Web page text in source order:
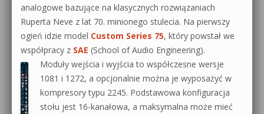
analogowe bazujące na klasycznych rozwiązaniach
Ruperta Neve z lat 70. minionego stulecia. Na pierwszy
ogień idzie model Custom Series 75, który powstał we
współpracy z SAE (School of Audio Engineering).
Moduły wejścia i wyjścia to współczesne wersje
1081 i 1272, a opcjonalnie można je wyposażyć w
kompresory typu 2245. Podstawowa konfiguracja
stołu jest 16-kanałowa, a maksymalna może mieć